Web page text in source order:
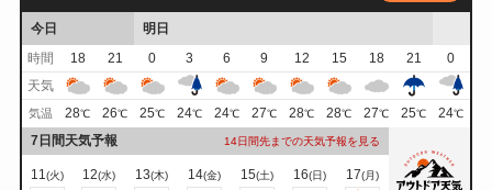
今日
明日
時間
18 21 0 3 6 9 12 15 18 21
0
天気
気温 28℃ 26℃ 25℃ 24℃ 24℃ 27℃ 28℃ 28℃ 27℃ 25℃ 24℃
7日間天気予報 14日間先までの天気予報を見る
11(火) 12(水) 13(木) 14(金) 15(土) 16(日) 17(月)